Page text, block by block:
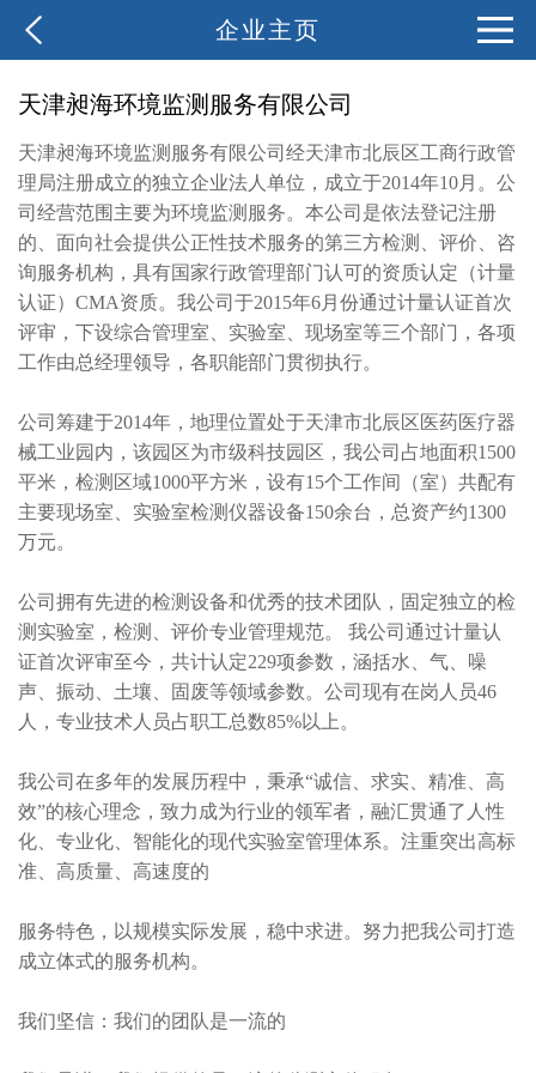
企业主页
天津昶海环境监测服务有限公司
天津昶海环境监测服务有限公司经天津市北辰区工商行政管
理局注册成立的独立企业法人单位，成立于2014年10月。公
司经营范围主要为环境监测服务。本公司是依法登记注册
的、面向社会提供公正性技术服务的第三方检测、评价、咨
询服务机构，具有国家行政管理部门认可的资质认定（计量
认证）CMA资质。我公司于2015年6月份通过计量认证首次
评审，下设综合管理室、实验室、现场室等三个部门，各项
工作由总经理领导，各职能部门贯彻执行。
公司筹建于2014年，地理位置处于天津市北辰区医药医疗器
械工业园内，该园区为市级科技园区，我公司占地面积1500
平米，检测区域1000平方米，设有15个工作间（室）共配有
主要现场室、实验室检测仪器设备150余台，总资产约1300
万元。
公司拥有先进的检测设备和优秀的技术团队，固定独立的检
测实验室，检测、评价专业管理规范。 我公司通过计量认
证首次评审至今，共计认定229项参数，涵括水、气、噪
声、振动、土壤、固废等领域参数。公司现有在岗人员46
人，专业技术人员占职工总数85%以上。
我公司在多年的发展历程中，秉承“诚信、求实、精准、高
效”的核心理念，致力成为行业的领军者，融汇贯通了人性
化、专业化、智能化的现代实验室管理体系。注重突出高标
准、高质量、高速度的
服务特色，以规模实际发展，稳中求进。努力把我公司打造
成立体式的服务机构。
我们坚信：我们的团队是一流的